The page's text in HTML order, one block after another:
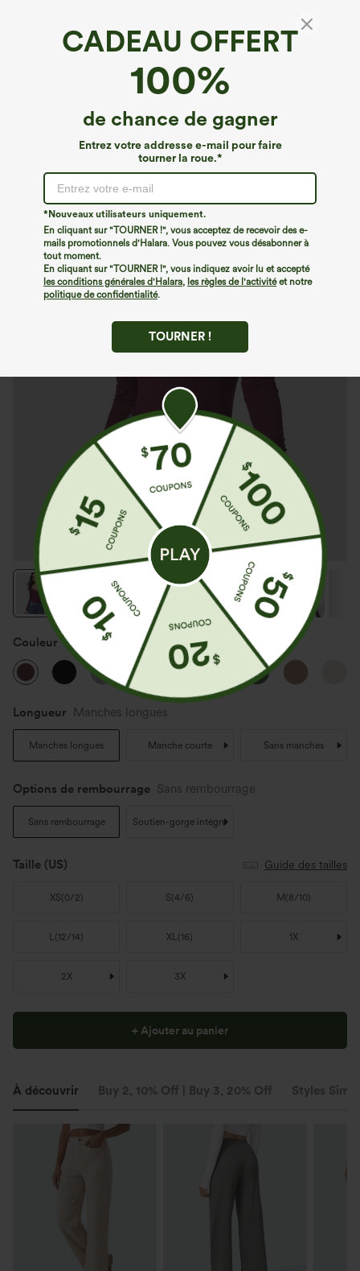
CADEAU OFFERT
100%
de chance de gagner
Entrez votre addresse e-mail pour faire
tourner la roue.*
*Nouveaux utilisateurs uniquement.
En cliquant sur "TOURNER !", vous acceptez de recevoir des e-
mails promotionnels d'Halara. Vous pouvez vous désabonner à
tout moment.
En cliquant sur "TOURNER !", vous indiquez avoir lu et accepté
les conditions générales d'Halara, les règles de l'activitéet notre
politique de confidentialité.
TOURNER !
T-shirt slim décontracté à manches longues et
€40,95 EUR Buy 2, 10% Off | Buy 3, 20% Off
Couleur Maroon Banner
Longueur Manches longues
Manches longues Manche courte Sans manches
Options de rembourrage Sans rembourrage
Sans rembourrage Soutien-gorge intégré
Taille (US) Guide des tailles
XS(0/2) S(4/6) M (8/10)
L(12/14) XL(16) 1X
2X 3X
+ Ajouter au panier
À découvrir Buy 2, 10% Off | Buy 3, 20% Off Styles